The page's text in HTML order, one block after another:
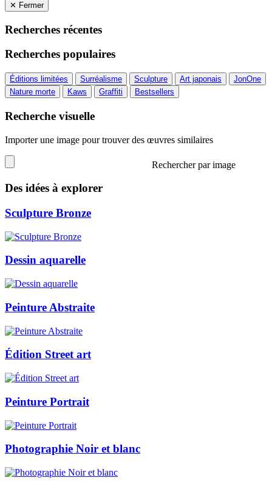
✕ Fermer
Recherches récentes
Recherches populaires
Éditions limitées Surréalisme Sculpture Art japonais
JonOne
Nature morte
Kaws Graffiti Bestsellers
Recherche visuelle
Importer une image pour trouver des œuvres similaires
Rechercher par image
Des idées à explorer
Sculpture Bronze
Dessin aquarelle
Peinture Abstraite
Édition Street art
Peinture Portrait
Photographie Noir et blanc